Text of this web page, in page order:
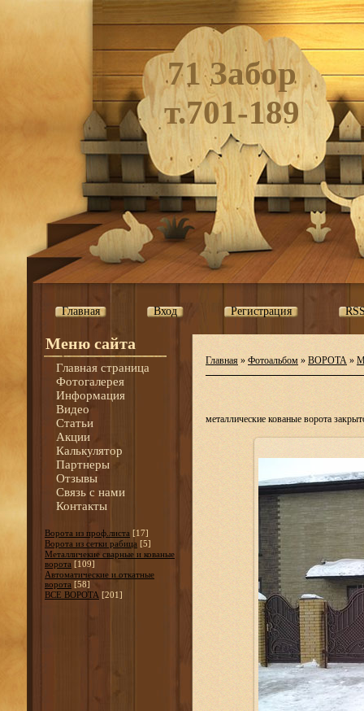
71 Забор
т.701-189
Главная Вход Регистрация
Меню сайта
Главная страница
Фотогалерея
Информация
Видео
Статьи
Акции
Калькулятор
Партнеры
Отзывы
Связь с нами
Контакты
Ворота из проф.листа [17]
Ворота из сетки рабица [5]
Металличекие сварные и кованые
ворота [109]
Автоматические и откатные
ворота [58]
ВСЕ ВОРОТА [201]
Главная » Фотоальбом » ВОРОТА »
металлические кованые ворота